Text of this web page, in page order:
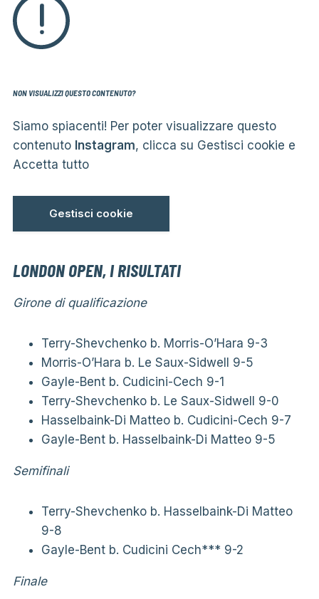
NON VISUALIZZI QUESTO CONTENUTO?
Siamo spiacenti! Per poter visualizzare questo
contenuto Instagram, clicca su Gestisci cookie e
Accetta tutto
Gestisci cookie
LONDON OPEN, I RISULTATI
Girone di qualificazione
Terry-Shevchenko b. Morris-O’Hara 9-3
Morris-O’Hara b. Le Saux-Sidwell 9-5
Gayle-Bent b. Cudicini-Cech 9-1
Terry-Shevchenko b. Le Saux-Sidwell 9-0
Hasselbaink-Di Matteo b. Cudicini-Cech 9-7
Gayle-Bent b. Hasselbaink-Di Matteo 9-5
Semifinali
Terry-Shevchenko b. Hasselbaink-Di Matteo
9-8
Gayle-Bent b. Cudicini Cech*** 9-2
Finale